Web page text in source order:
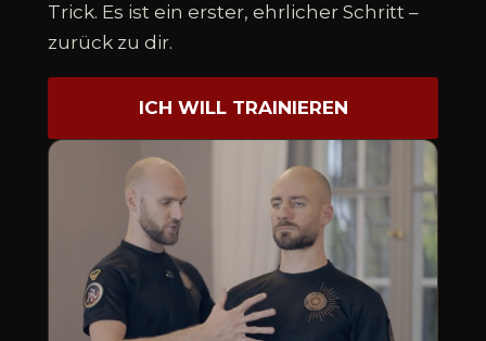
Trick. Es ist ein erster, ehrlicher Schritt –
zurück zu dir.
ICH WILL TRAINIEREN